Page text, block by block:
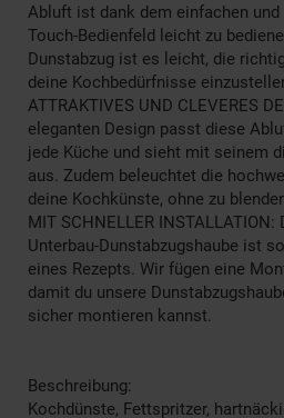
Abluft ist dank dem einfachen
Touch-Bedienfeld leicht zu
Dunstabzug ist es leicht, die
deine Kochbedürfnisse
ATTRAKTIVES UND CLEVERES
eleganten Design passt diese
jede Küche und sieht mit seinem
aus. Zudem beleuchtet die
deine Kochkünste, ohne zu
MIT SCHNELLER
Unterbau-Dunstabzugshaube ist
eines Rezepts. Wir fügen eine
damit du unsere
sicher montieren kannst.
Beschreibung:
Kochdünste, Fettspritzer,